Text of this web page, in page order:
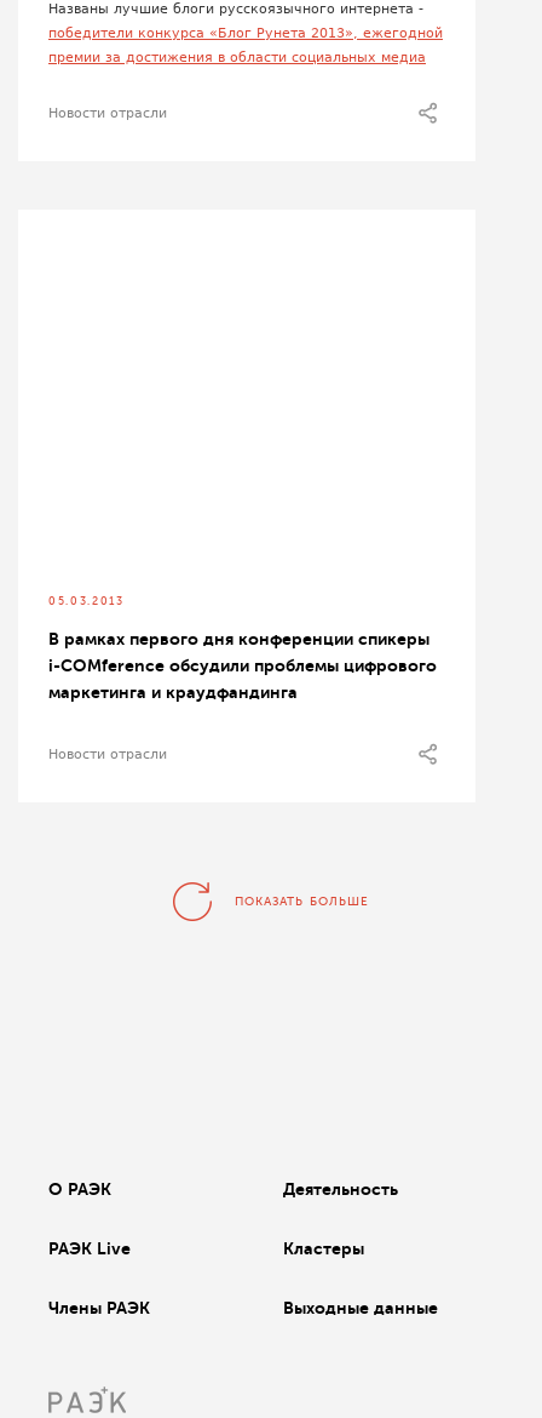
Названы лучшие блоги русскоязычного интернета -
победители конкурса «Блог Рунета 2013», ежегодной
премии за достижения в области социальных медиа
Новости отрасли
05.03.2013
В рамках первого дня конференции спикеры
i-СOMference обсудили проблемы цифрового
маркетинга и краудфандинга
Новости отрасли
ПОКАЗАТЬ БОЛЬШЕ
О РАЭК Деятельность
РАЭК Live Кластеры
Члены РАЭК Выходные данные